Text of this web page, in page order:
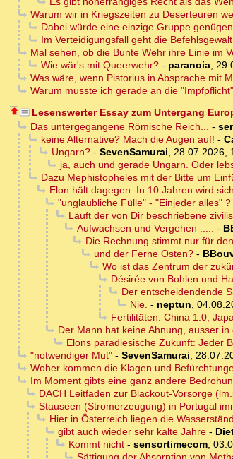
Warum wir in Kriegszeiten zu Deserteuren
Dabei würde eine einzige Gruppe genügen
Im Verteidigungsfall geht die
Mal sehen, ob die Bunte Wehr ihre Linie im
Wie wär's mit Queerwehr?- paranoia,
Was wäre, wenn Pistorius in Absprache mit
Warum musste ich gerade an die
Lesenswerter Essay zum Untergang
Das untergegangene Römische Reich... -
keine Alternative? Mach die Augen auf! -
Ungarn?- SevenSamurai, 28.07.2026,
ja, auch und gerade Ungarn. Oder
Dazu Mephistopheles mit der Bitte um
Elon hält dagegen: In 10 Jahren wird
"unglaubliche Fülle" - "Einjeder alles" ?
Läuft der von Dir beschriebene
Aufwachsen und Vergehen ..... -
Die Rechnung stimmt nur für
und der Ferne Osten?-
Wo ist das Zentrum der
Désirée von Bohlen und
Der entscheidendende
Nie. - neptun,
Fertilitäten: China 1.0,
Der Mann hat.keine Ahnung, ausser in
Elons paradiesische Zukunft: Jeder
"notwendiger Mut"- SevenSamurai,
Woher kommen die Klagen und
Im Moment gibts eine ganz andere
DACH Leitfaden zur Blackout-Vorsorge
Stauseen (Stromerzeugung) in Portugal
Hier in Österreich liegen die
gibt auch wieder sehr kalte Jahre-
Kommt nicht- sensortimecom,